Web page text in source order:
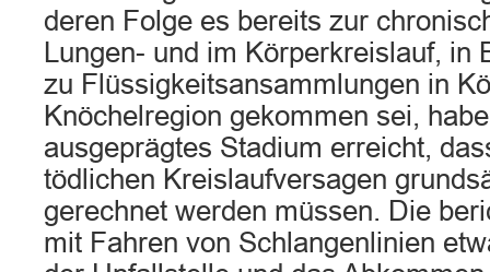
deren Folge es bereits zur
Lungen- und im Körperkreislauf, in
zu Flüssigkeitsansammlungen in
Knöchelregion gekommen sei,
ausgeprägtes Stadium erreicht,
tödlichen Kreislaufversagen
gerechnet werden müssen. Die
mit Fahren von Schlangenlinien